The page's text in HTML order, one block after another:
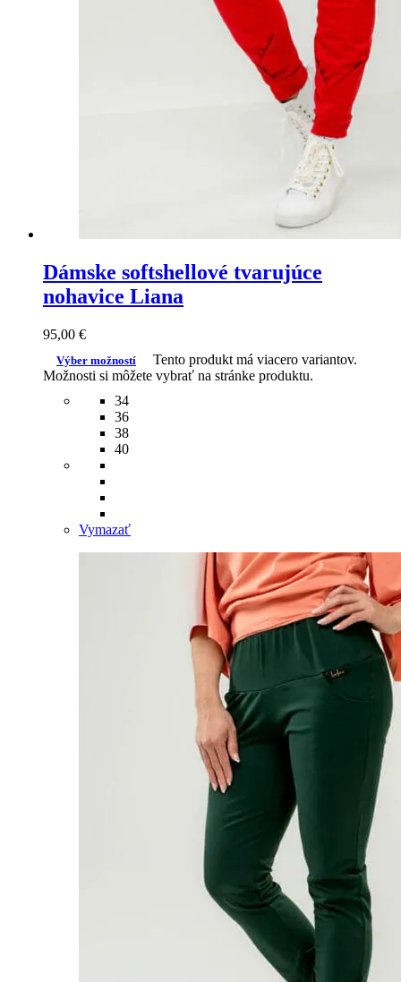
Dámske softshellové tvarujúce
nohavice Liana
95,00 €
Výber možností
Tento produkt má viacero variantov.
Možnosti si môžete vybrať na stránke produktu.
34
36
38
40
Vymazať